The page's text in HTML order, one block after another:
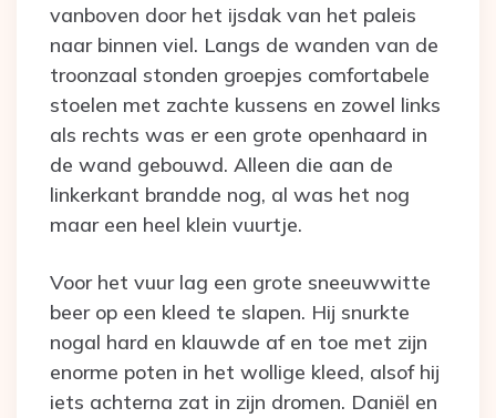
vanboven door het ijsdak van het paleis
naar binnen viel. Langs de wanden van de
troonzaal stonden groepjes comfortabele
stoelen met zachte kussens en zowel links
als rechts was er een grote openhaard in
de wand gebouwd. Alleen die aan de
linkerkant brandde nog, al was het nog
maar een heel klein vuurtje.
Voor het vuur lag een grote sneeuwwitte
beer op een kleed te slapen. Hij snurkte
nogal hard en klauwde af en toe met zijn
enorme poten in het wollige kleed, alsof hij
iets achterna zat in zijn dromen. Daniël en